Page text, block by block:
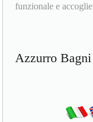
funzionale e
Azzurro Bagni